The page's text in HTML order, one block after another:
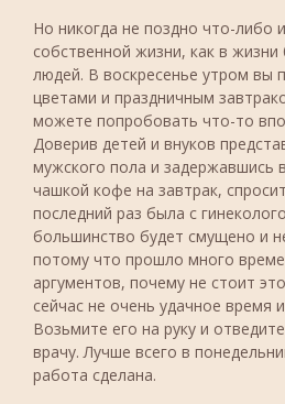
Но никогда не поздно что-либо
собственной жизни, как в жизни
людей. В воскресенье утром вы
цветами и праздничным
можете попробовать что-то
Доверив детей и внуков
мужского пола и задержавшись
чашкой кофе на завтрак,
последний раз была с
большинство будет смущено и
потому что прошло много
аргументов, почему не стоит
сейчас не очень удачное
Возьмите его на руку и
врачу. Лучше всего в
работа сделана.